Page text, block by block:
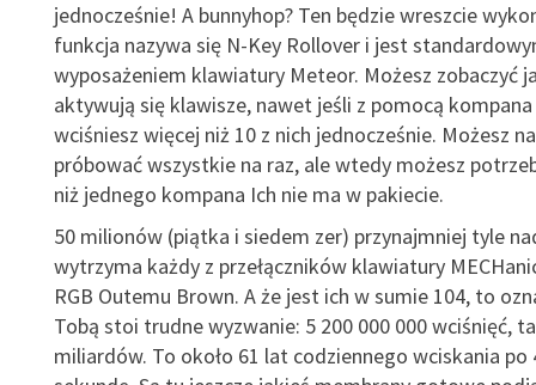
jednocześnie! A bunnyhop? Ten będzie wreszcie
funkcja nazywa się N-Key Rollover i jest
wyposażeniem klawiatury Meteor. Możesz zobaczyć
aktywują się klawisze, nawet jeśli z pomocą
wciśniesz więcej niż 10 z nich jednocześnie. Możesz
próbować wszystkie na raz, ale wtedy możesz
niż jednego kompana Ich nie ma w pakiecie.
50 milionów (piątka i siedem zer) przynajmniej tyle
wytrzyma każdy z przełączników klawiatury
RGB Outemu Brown. A że jest ich w sumie 104, to
Tobą stoi trudne wyzwanie: 5 200 000 000 wciśnięć,
miliardów. To około 61 lat codziennego wciskania po